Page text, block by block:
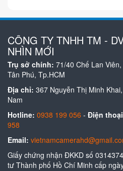
CÔNG TY TNHH TM -
NHÌN MỚI
Trụ sở chính: 71/40 Chế Lan
Tân Phú, Tp.HCM
Địa chỉ: 367 Nguyễn Thị Minh
Nam
Hotline: 0938 199 056 - Điện
958
Email:
Giấy chứng nhận ĐKKD số
tư Thành phố Hồ Chí Minh cấp